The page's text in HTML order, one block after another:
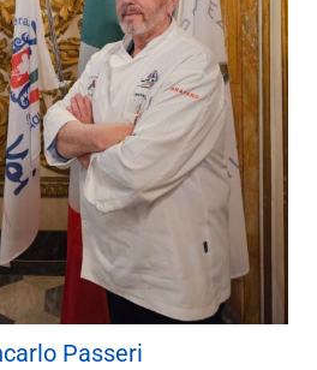
Passeri